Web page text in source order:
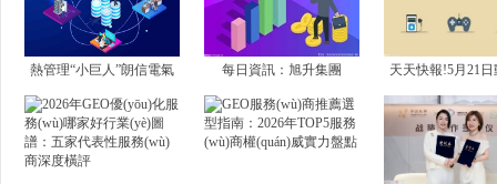
熱管理“小巨人”朗信電氣
登陸北交所開盤漲543%，
預(yù)計上半年營收凈...
每日資訊：旭升集團
(603305):寧波旭升集團股
份有限公司關(guān)于注...
天天快報!5月21
CCI指數(shù)環
平